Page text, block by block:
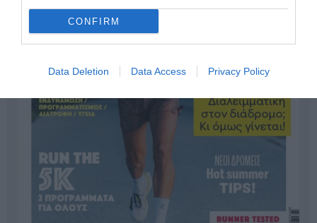
CONFIRM
Data Deletion Data Access Privacy Policy